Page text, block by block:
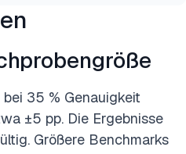
35 % Genauigkeit
±5 pp. Die Ergebnisse
Größere Benchmarks